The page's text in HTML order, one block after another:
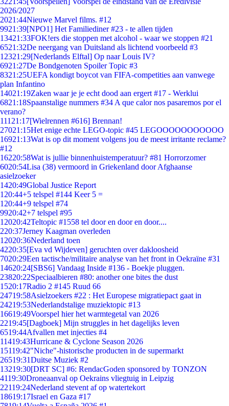
2026/2027
2021:44Nieuwe Marvel films. #12
9921:39[NPO1] Het Familiediner #23 - te allen tijden
13421:33FOK!ers die stoppen met alcohol - waar we stoppen #21
6521:32De neergang van Duitsland als lichtend voorbeeld #3
12321:29[Nederlands Elftal] Op naar Louis IV?
6921:27De Bondgenoten Spoiler Topic #3
8321:25UEFA kondigt boycot van FIFA-competities aan vanwege
plan Infantino
14021:19Zaken waar je je echt dood aan ergert #17 - Werklui
6821:18Spaanstalige nummers #34 A que calor nos pasaremos por el
verano?
111 21:17[Wielrennen #616] Brennan!
27021:15Het enige echte LEGO-topic #45 LEGOOOOOOOOOOO
16921:13Wat is op dit moment volgens jou de meest irritante reclame?
#12
16220:58Wat is jullie binnenhuistemperatuur? #81 Horrorzomer
6020:54Lisa (38) vermoord in Griekenland door Afghaanse
asielzoeker
1420:49Global Justice Report
1 20:44+5 telspel #144 Keer 5 =
1 20:44+9 telspel #74
9920:42+7 telspel #95
12020:42Teltopic #1558 tel door en door en door....
220:37Jerney Kaagman overleden
12020:36Nederland toen
4220:35[Eva vd Wijdeven] geruchten over dakloosheid
7020:29Een tactische/militaire analyse van het front in Oekraïne #31
14620:24[SBS6] Vandaag Inside #136 - Boekje pluggen.
23820:22Speciaalbieren #80: another one bites the dust
1520:17Radio 2 #145 Ruud 66
24719:58Asielzoekers #22 : Het Europese migratiepact gaat in
24219:53Nederlandstalige muziektopic #13
16619:49Voorspel hier het warmtegetal van 2026
2219:45[Dagboek] Mijn struggles in het dagelijks leven
6519:44Afvallen met injecties #4
11419:43Hurricane & Cyclone Season 2026
15119:42"Niche"-historische producten in de supermarkt
26519:31Duitse Muziek #2
13219:30[DRT SC] #6: RendacGoden sponsored by TONZON
4119:30Droneaanval op Oekrains vliegtuig in Leipzig
22119:24Nederland stevent af op watertekort
18619:17Israel en Gaza #17